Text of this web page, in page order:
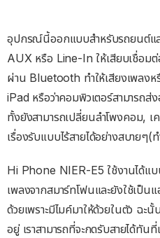
อุปกรณ์นี้ออกแบบสำหรับรถยนต์แ
AUX หรือ Line-In ให้เสียบเชื่อมต่
ผ่าน Bluetooth ทำให้เสียงเพลงห
iPad หรือว่าคอมพิวเตอร์สามารถส่
ทั้งยังสามารถเปลี่ยนลำโพงคอม, เ
เรื่องรับแบบไร้สายได้อย่างสบายๆ
Hi Phone NIER-E5 ใช้งานได้แ
เพลงจากสมาร์ทโฟนและยังใช้เป็
ด้วยเพราะมีไมค์มาให้ด้วยในตัว ฉะ
อยู่ เราสามารถที่จะกดรับสายได้ทัน